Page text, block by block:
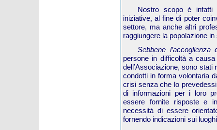
Nostro scopo è infatti
iniziative, al fine di poter
settore, ma anche altri
raggiungere la popolazione
Sebbene
persone in difficoltà a
dell’Associazione, sono
condotti in forma volontaria
crisi senza che lo
di informazioni per i loro
essere fornite risposte e
necessità di essere
fornendo indicazioni sui